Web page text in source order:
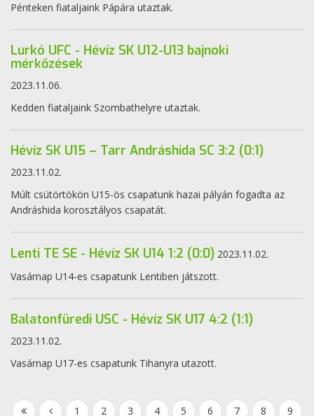
Pénteken fiataljaink Pápára utaztak.
Lurkó UFC - Hévíz SK U12-U13 bajnoki
mérkőzések
2023.11.06.
Kedden fiataljaink Szombathelyre utaztak.
Hévíz SK U15 – Tarr Andráshida SC 3:2 (0:1)
2023.11.02.
Múlt csütörtökön U15-ös csapatunk hazai pályán fogadta az
Andráshida korosztályos csapatát.
Lenti TE SE - Hévíz SK U14 1:2 (0:0) 2023.11.02.
Vasárnap U14-es csapatunk Lentiben játszott.
Balatonfüredi USC - Hévíz SK U17 4:2 (1:1)
2023.11.02.
Vasárnap U17-es csapatunk Tihanyra utazott.
1 2 3 4 5 6 7 8 9